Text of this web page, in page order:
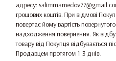
адресу:
грошових коштів. При відмові
повертає йому вартість
надходження повернення. Як
товару від Покупця відбувається
Продавцем протягом 1-3 днів.